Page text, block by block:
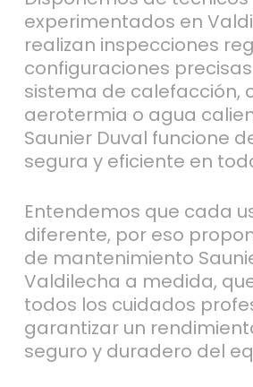
experimentados en
realizan inspecciones
configuraciones
sistema de calefacción,
aerotermia o agua
Saunier Duval funcione
segura y eficiente en
Entendemos que cada
diferente, por eso
de mantenimiento
Valdilecha a medida,
todos los cuidados
garantizar un
seguro y duradero del